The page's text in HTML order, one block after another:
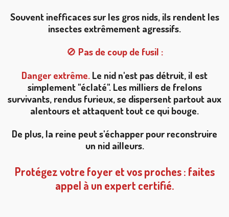
Souvent inefficaces sur les gros nids, ils rendent les
insectes extrêmement agressifs.
🚫 Pas de coup de fusil :
Danger extrême. Le nid n'est pas détruit, il est
simplement "éclaté". Les milliers de frelons
survivants, rendus furieux, se dispersent partout aux
alentours et attaquent tout ce qui bouge.
De plus, la reine peut s'échapper pour reconstruire
un nid ailleurs.
Protégez votre foyer et vos proches : faites
appel à un expert certifié.